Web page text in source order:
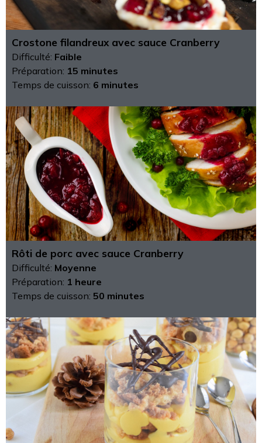
Crostone filandreux avec sauce Cranberry
Difficulté: Faible
Préparation: 15 minutes
Temps de cuisson: 6 minutes
Rôti de porc avec sauce Cranberry
Difficulté: Moyenne
Préparation: 1 heure
Temps de cuisson: 50 minutes